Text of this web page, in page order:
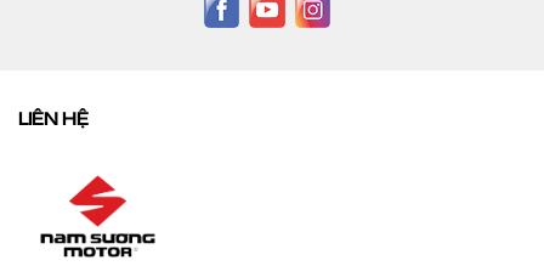
LIÊN HỆ